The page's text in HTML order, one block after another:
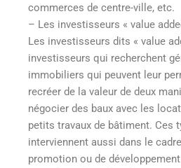
commerces de centre-ville, etc.
– Les investisseurs « value
Les investisseurs dits « value
investisseurs qui recherchent
immobiliers qui peuvent leur
recréer de la valeur de deux
négocier des baux avec les
petits travaux de bâtiment. Ces
interviennent aussi dans le
promotion ou de